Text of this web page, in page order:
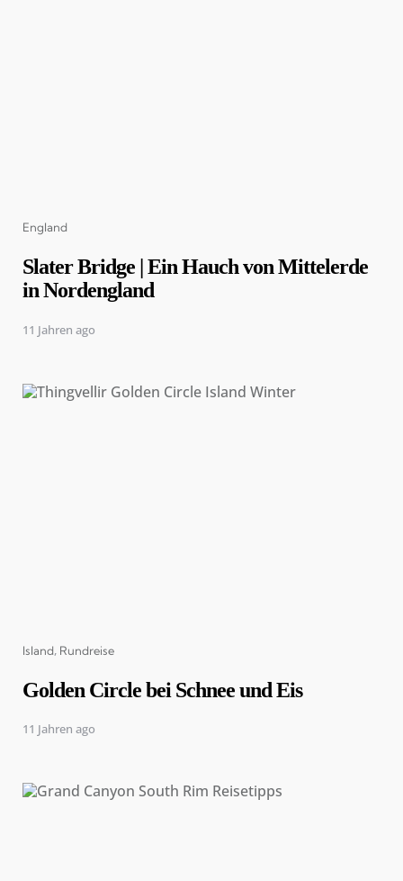
Categories
England
Slater Bridge | Ein Hauch von Mittelerde
in Nordengland
11 Jahren ago
Categories
Island Rundreise
Golden Circle bei Schnee und Eis
11 Jahren ago